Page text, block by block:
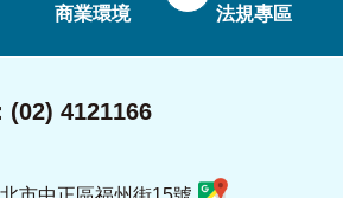
商業環境 法規專區
4121166